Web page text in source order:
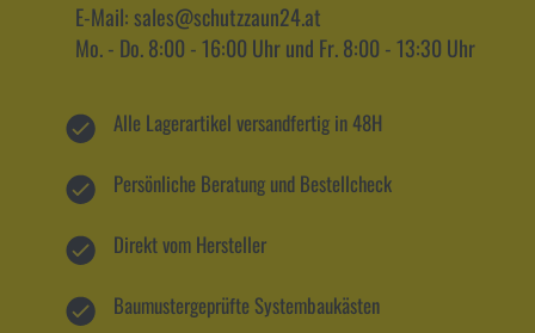
E-Mail: sales@schutzzaun24.at
Mo. - Do. 8:00 - 16:00 Uhr und Fr. 8:00 - 13:30 Uhr
Alle Lagerartikel versandfertig in 48H
Persönliche Beratung und Bestellcheck
Direkt vom Hersteller
Baumustergeprüfte Systembaukästen